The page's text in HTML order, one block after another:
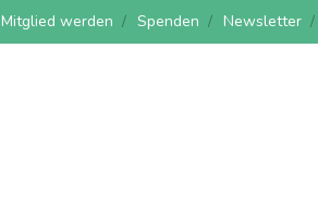
Mitglied werden Spenden Newsletter